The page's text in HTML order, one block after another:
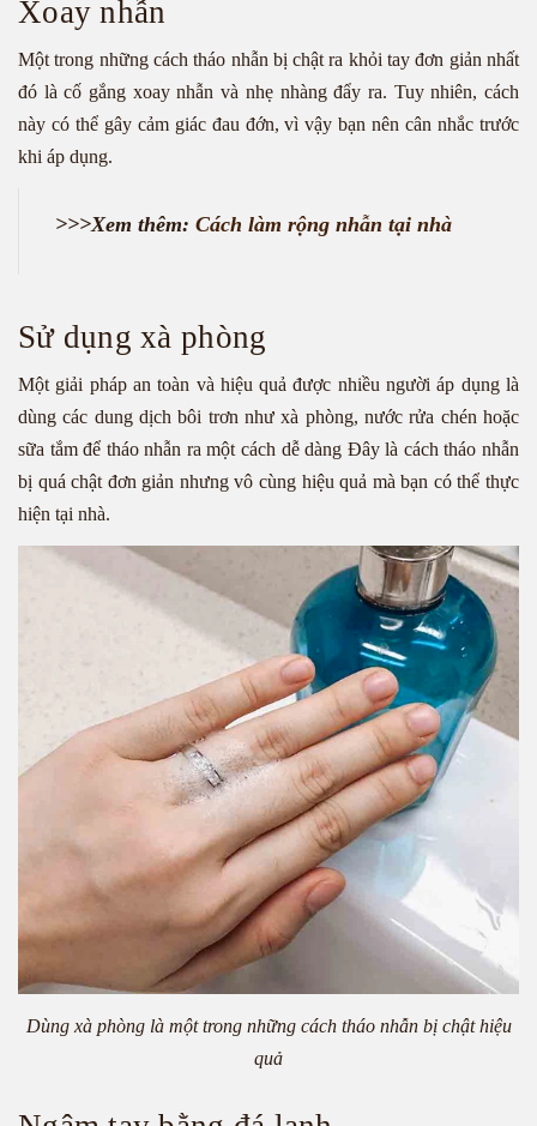
Xoay nhẫn
Một trong những cách tháo nhẫn bị chật ra khỏi tay đơn giản nhất
đó là cố gắng xoay nhẫn và nhẹ nhàng đẩy ra. Tuy nhiên, cách
này có thể gây cảm giác đau đớn, vì vậy bạn nên cân nhắc trước
khi áp dụng.
>>>Xem thêm: Cách làm rộng nhẫn tại nhà
Sử dụng xà phòng
Một giải pháp an toàn và hiệu quả được nhiều người áp dụng là
dùng các dung dịch bôi trơn như xà phòng, nước rửa chén hoặc
sữa tắm để tháo nhẫn ra một cách dễ dàng Đây là cách tháo nhẫn
bị quá chật đơn giản nhưng vô cùng hiệu quả mà bạn có thể thực
hiện tại nhà.
Dùng xà phòng là một trong những cách tháo nhẫn bị chật hiệu
quả